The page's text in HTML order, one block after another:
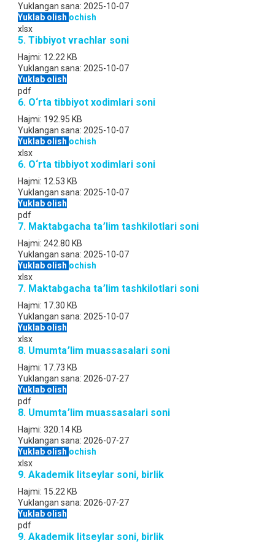
Yuklangan sana: 2025-10-07
Yuklab olish ochish
xlsx
5. Tibbiyot vrachlar soni
Hajmi: 12.22 KB
Yuklangan sana: 2025-10-07
Yuklab olish
pdf
6. O‘rta tibbiyot xodimlari soni
Hajmi: 192.95 KB
Yuklangan sana: 2025-10-07
Yuklab olish ochish
xlsx
6. O‘rta tibbiyot xodimlari soni
Hajmi: 12.53 KB
Yuklangan sana: 2025-10-07
Yuklab olish
pdf
7. Maktabgacha ta՚lim tashkilotlari soni
Hajmi: 242.80 KB
Yuklangan sana: 2025-10-07
Yuklab olish ochish
xlsx
7. Maktabgacha ta՚lim tashkilotlari soni
Hajmi: 17.30 KB
Yuklangan sana: 2025-10-07
Yuklab olish
xlsx
8. Umumta՚lim muassasalari soni
Hajmi: 17.73 KB
Yuklangan sana: 2026-07-27
Yuklab olish
pdf
8. Umumta՚lim muassasalari soni
Hajmi: 320.14 KB
Yuklangan sana: 2026-07-27
Yuklab olish ochish
xlsx
9. Akademik litseylar soni, birlik
Hajmi: 15.22 KB
Yuklangan sana: 2026-07-27
Yuklab olish
pdf
9. Akademik litseylar soni, birlik